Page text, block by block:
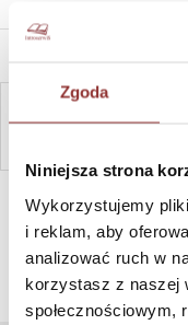
Zgoda
Niniejsza strona
Wykorzystujemy
i reklam, aby
analizować ruch w
korzystasz z naszej
społecznościowym,
381 865